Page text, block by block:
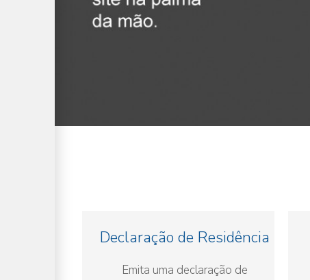
Declaração de Residência
Emita uma declaração de